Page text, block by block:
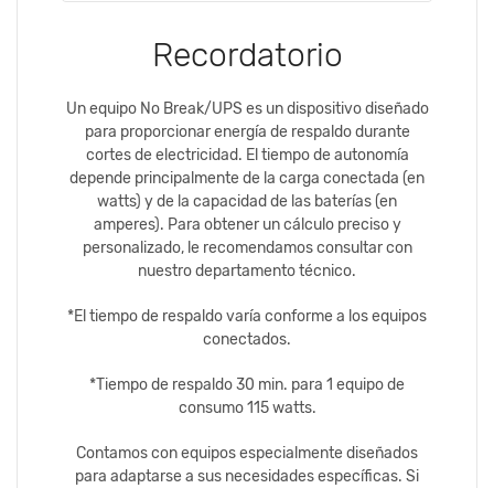
Recordatorio
Un equipo No Break/UPS es un dispositivo diseñado
para proporcionar energía de respaldo durante
cortes de electricidad. El tiempo de autonomía
depende principalmente de la carga conectada (en
watts) y de la capacidad de las baterías (en
amperes). Para obtener un cálculo preciso y
personalizado, le recomendamos consultar con
nuestro departamento técnico.
*El tiempo de respaldo varía conforme a los equipos
conectados.
*Tiempo de respaldo 30 min. para 1 equipo de
consumo 115 watts.
Contamos con equipos especialmente diseñados
para adaptarse a sus necesidades específicas. Si